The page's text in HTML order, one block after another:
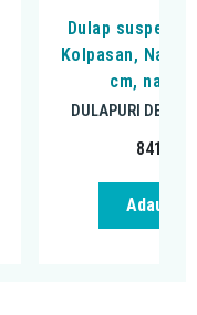
Dulap
Kolpasan,
cm,
DULAPURI DE
841,30
Adauga